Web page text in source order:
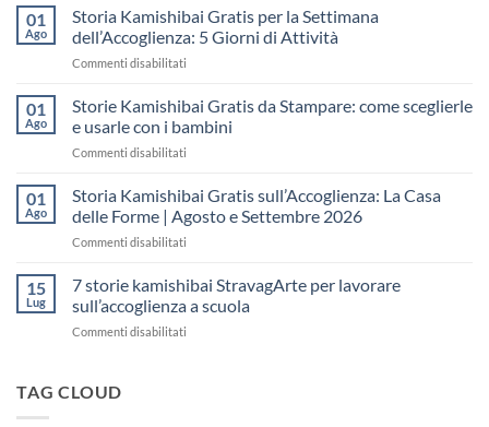
Kamishibai
gratis
sull’Accoglienza:
il
“fare
una
lezione
01
Ago
Storia Kamishibai Gratis per la Settimana
dell’Accoglienza: 5 Giorni di Attività
Commenti disabilitati
Kamishibai
Gratis
per
dell’Accoglienza:
Giorni
01
Ago
Storie Kamishibai Gratis da Stampare: come sceglierle
e usarle con i bambini
Commenti disabilitati
Kamishibai
Gratis
da
sceglierle
01
Ago
Storia Kamishibai Gratis sull’Accoglienza: La Casa
delle Forme | Agosto e Settembre 2026
Commenti disabilitati
Kamishibai
Gratis
sull’Accoglienza:
15
Lug
7 storie kamishibai StravagArte per lavorare
sull’accoglienza a scuola
Commenti disabilitati
TAG CLOUD